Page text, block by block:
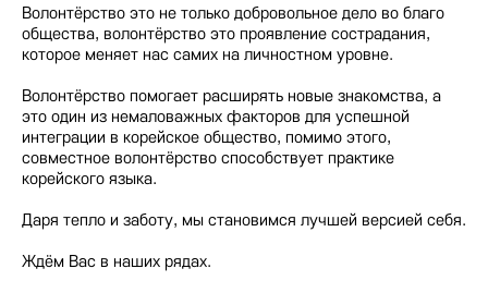
Волонтёрство это не только добровольное дело во благо
общества, волонтёрство это проявление сострадания,
которое меняет нас самих на личностном уровне.
Волонтёрство помогает расширять новые знакомства, а
это один из немаловажных факторов для успешной
интеграции в корейское общество, помимо этого,
совместное волонтёрство способствует практике
корейского языка.
Даря тепло и заботу, мы становимся лучшей версией себя.
Ждём Вас в наших рядах.